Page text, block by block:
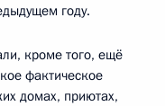
году.
кроме того, ещё
фактическое
домах, приютах,